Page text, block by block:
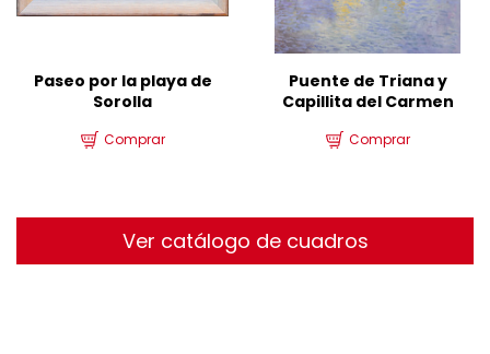
Paseo por la playa de
Sorolla
Comprar
Puente de Triana y
Capillita del Carmen
Comprar
Ver catálogo de cuadros